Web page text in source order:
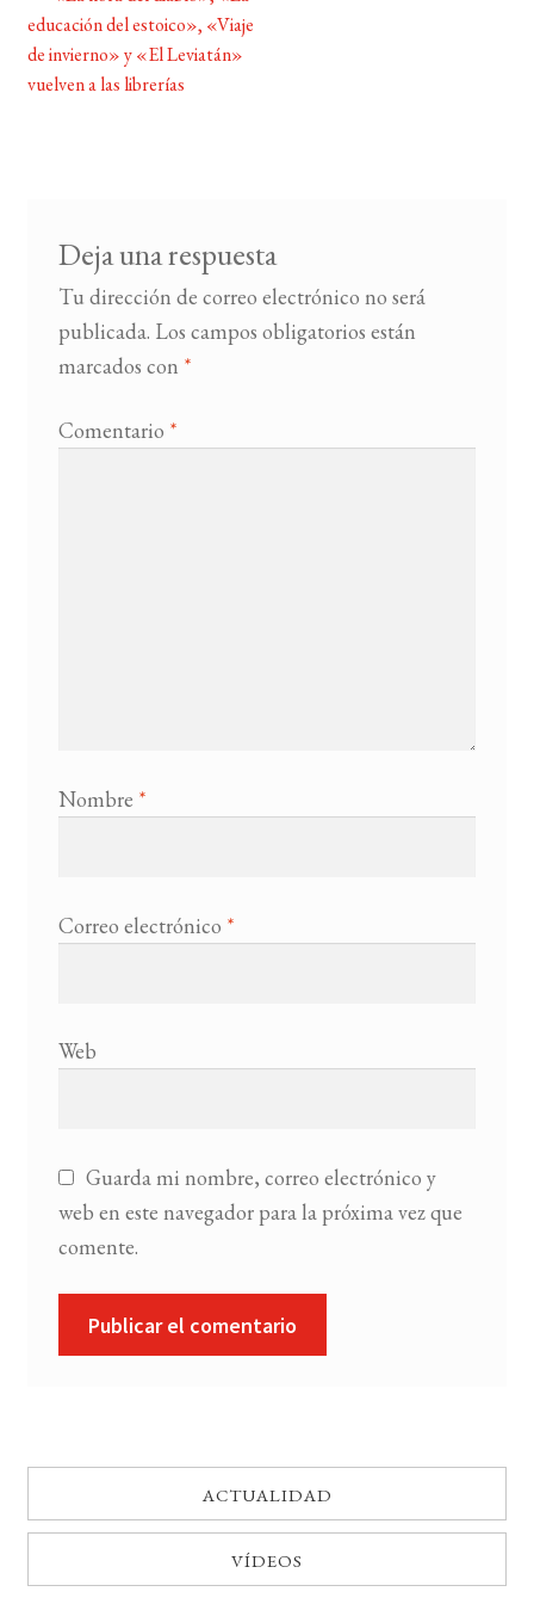
de
entradas
educación del estoico», «Viaje
de invierno» y «El Leviatán»
vuelven a las librerías
Deja una respuesta
Tu dirección de correo electrónico no será
publicada. Los campos obligatorios están
marcados con *
Comentario *
Nombre *
Correo electrónico *
Web
Guarda mi nombre, correo electrónico y
web en este navegador para la próxima vez que
comente.
ACTUALIDAD
VÍDEOS